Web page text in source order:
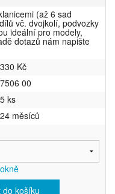
(až 6 sad
vč. dvojkolí, podvozky
ideální pro modely,
dotazů nám napište
330 Kč
7506 00
5 ks
24 měsíců
do košíku